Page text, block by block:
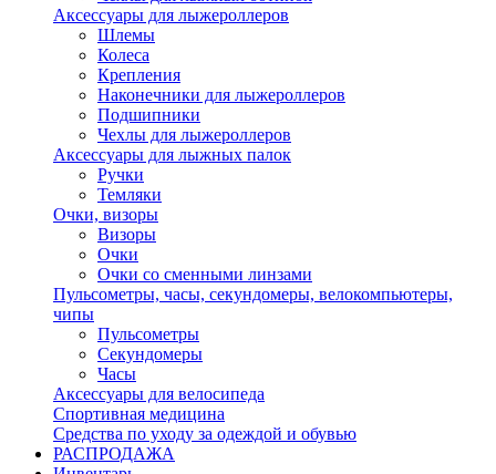
Аксессуары для лыжероллеров
Шлемы
Колеса
Крепления
Наконечники для лыжероллеров
Подшипники
Чехлы для лыжероллеров
Аксессуары для лыжных палок
Ручки
Темляки
Очки, визоры
Визоры
Очки
Очки со сменными линзами
Пульсометры, часы, секундомеры, велокомпьютеры,
чипы
Пульсометры
Секундомеры
Часы
Аксессуары для велосипеда
Спортивная медицина
Средства по уходу за одеждой и обувью
РАСПРОДАЖА